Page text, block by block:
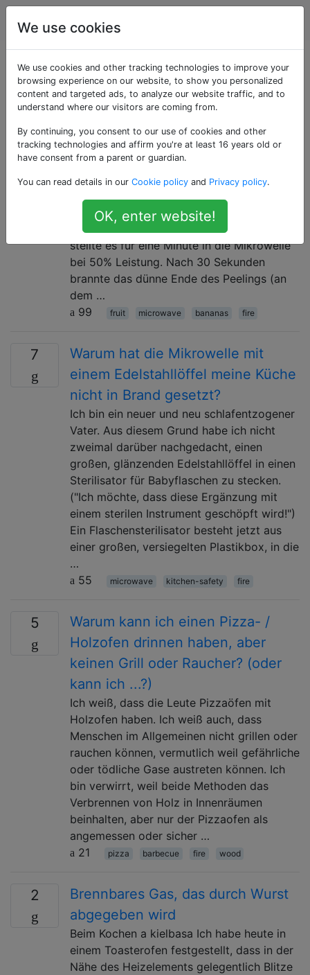
Kochen
Als «fire» getaggte
Fragen
6
Warum hat meine Banane in der
Mikrowelle Feuer gefangen?
Wow, das klingt nach einer dummen Frage,
im Gefrierschrank mit der Schale noch auf.
Sie können sie nicht gefroren schälen. Ich
stellte es für eine Minute in die Mikrowelle
bei 50% Leistung. Nach 30 Sekunden
brannte das dünne Ende des Peelings (an
dem …
99
fruit microwave bananas fire
7
Warum hat die Mikrowelle mit
einem Edelstahllöffel meine Küche
nicht in Brand gesetzt?
Ich bin ein neuer und neu schlafentzogener
Vater. Aus diesem Grund habe ich nicht
zweimal darüber nachgedacht, einen
großen, glänzenden Edelstahllöffel in einen
Sterilisator für Babyflaschen zu stecken.
("Ich möchte, dass diese Ergänzung mit
einem sterilen Instrument geschöpft wird!")
Ein Flaschensterilisator besteht jetzt aus
einer großen, versiegelten Plastikbox, in die
…
55
microwave kitchen-safety fire
5
Warum kann ich einen Pizza- /
Holzofen drinnen haben, aber
keinen Grill oder Raucher? (oder
kann ich ...?)
Ich weiß, dass die Leute Pizzaöfen mit
Holzofen haben. Ich weiß auch, dass
Menschen im Allgemeinen nicht grillen oder
rauchen können, vermutlich weil gefährliche
oder tödliche Gase austreten können. Ich
bin verwirrt, weil beide Methoden das
Verbrennen von Holz in Innenräumen
beinhalten, aber nur der Pizzaofen als
angemessen oder sicher …
21
pizza barbecue fire wood
2
Brennbares Gas, das durch Wurst
abgegeben wird
Beim Kochen a kielbasa Ich habe heute in
einem Toasterofen festgestellt, dass in der
Nähe des Heizelements gelegentlich Blitze
We use cookies
We use cookies and other tracking technologies to improve your
browsing experience on our website, to show you personalized
content and targeted ads, to analyze our website traffic, and to
understand where our visitors are coming from.
By continuing, you consent to our use of cookies and other
tracking technologies and affirm you're at least 16 years old or
have consent from a parent or guardian.
You can read details in our Cookie policy and Privacy policy.
OK, enter website!